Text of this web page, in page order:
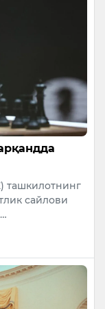
ташкилотнинг
сайлови